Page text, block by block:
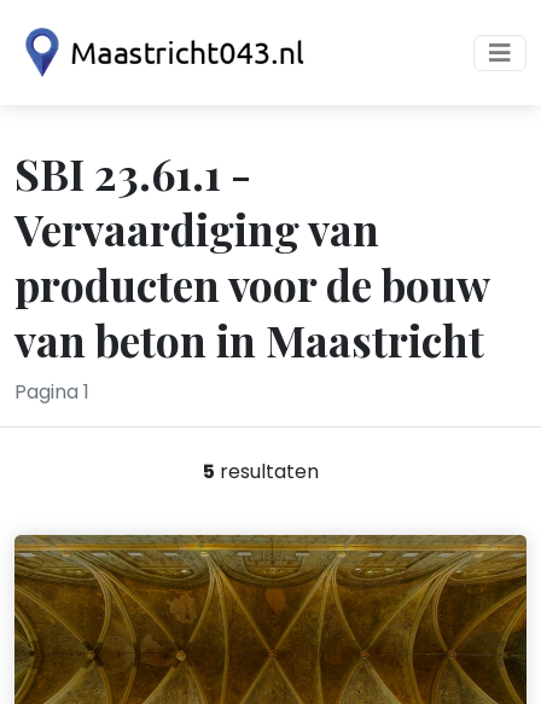
SBI 23.61.1 -
Vervaardiging van
producten voor de bouw
van beton in Maastricht
Pagina 1
5 resultaten